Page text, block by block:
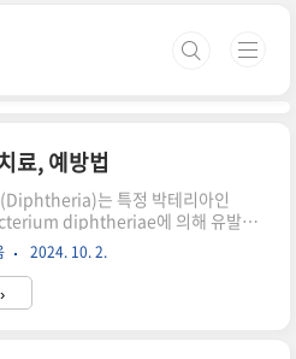
료, 예방법
는 특정 박테리아인
diphtheriae에 의해 유발되
, 주로 인후와 호흡기 계통에 영향을
질병은 심각한 합병증을 유발할 수 있
을 통해 효과적으로 예방할 수 있습
디프테리아는 Corynebacterium
2024. 10. 2.